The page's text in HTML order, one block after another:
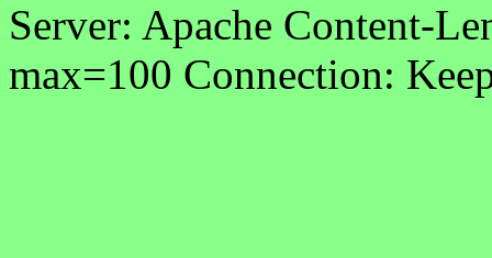
Server: Apache Content-
max=100 Connection: